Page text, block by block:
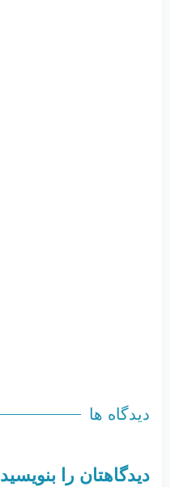
دیدگاه ها
دیدگاهتان را بنویسید